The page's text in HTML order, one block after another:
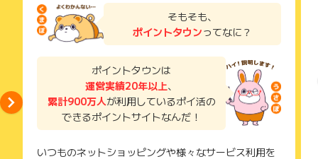
了などのメールは、ポイント獲得するまで必ず保管してくださ
獲得待ち・獲得失敗の状態でお問い合わせされる際に、該当の
メールを送っていただく場合がございます。
そのため、紛失・破棄された場合は対応いたしかねますので、
ご注意ください。
(※) SafariやChromeなどwebサイトを表示するアプリのこと
お求めになりやすい最適な料金でプランをお選びいただけま
4.開通までのスピード
オンラインで申込から開通までするので即日利用可能となりま
す。商品のお送りまで10分前後です！
5.充実したサポート体制
日本人によるメール及び公式LINEアカウントによるサポートも
受け付けております。
そもそも、
ポイントタウンってなに？
ポイントタウンは
運営実績20年以上、
累計900万人が利用しているポイ活の
できるポイントサイトなんだ！
いつものネットショッピングや様々なサービス利用を